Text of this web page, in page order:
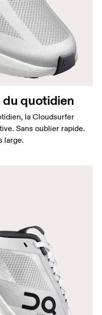
du quotidien
la Cloudsurfer
Sans oublier rapide.
large.